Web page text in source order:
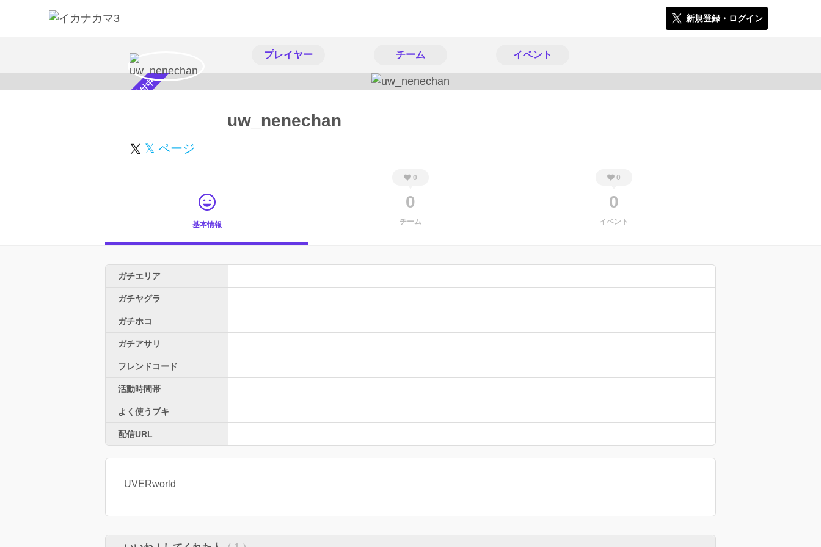
新規登録・ログイン
プレイヤー チーム イベント
スカウト受付中 uw_nenechan
𝕏 ページ
基本情報
0
0
チーム
0
0
イベント
ガチエリア
ガチヤグラ
ガチホコ
ガチアサリ
フレンドコード
活動時間帯
よく使うブキ
配信URL
UVERworld